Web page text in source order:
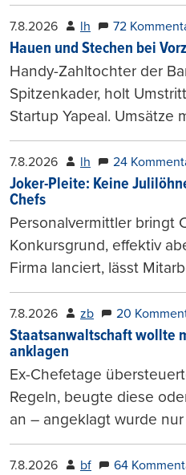
7.8.2026 lh 72
Hauen und Stechen bei
Handy-Zahltochter der
Spitzenkader, holt
Startup Yapeal. Umsätze
7.8.2026 lh 24
Joker-Pleite: Keine
Chefs
Personalvermittler bringt
Konkursgrund, effektiv
Firma lanciert, lässt
7.8.2026 zb 20
Staatsanwaltschaft wollte
anklagen
Ex-Chefetage
Regeln, beugte diese
an – angeklagt wurde
7.8.2026 bf 64